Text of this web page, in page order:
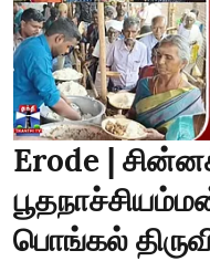
Erode |
பொங்கல்